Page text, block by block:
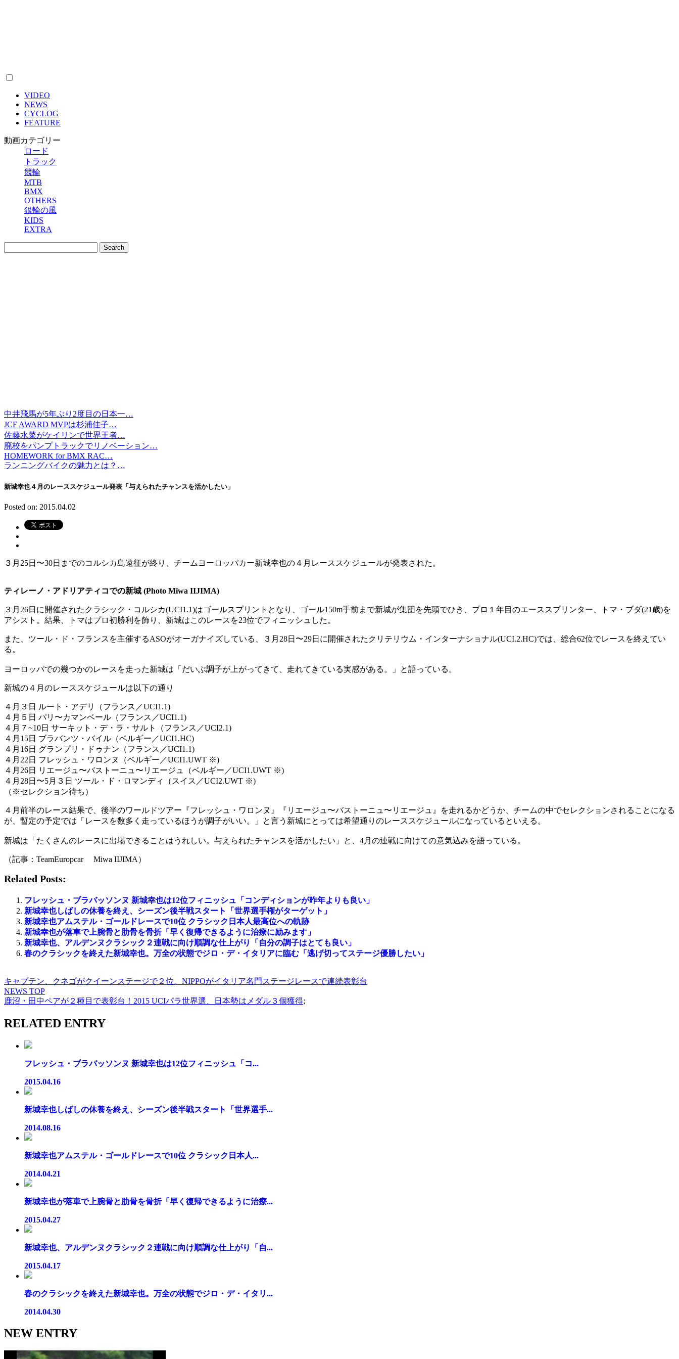
VIDEO
NEWS
CYCLOG
FEATURE
動画カテゴリー
ロード
トラック
競輪
MTB
BMX
OTHERS
銀輪の風
KIDS
EXTRA
中井飛馬が5年ぶり2度目の日本一…
JCF AWARD MVPは杉浦佳子…
佐藤水菜がケイリンで世界王者…
廃校をパンプトラックでリノベーション…
HOMEWORK for BMX RAC…
ランニングバイクの魅力とは？…
新城幸也４月のレーススケジュール発表「与えられたチャンスを活かしたい」
Posted on: 2015.04.02
３月25日〜30日までのコルシカ島遠征が終り、チームヨーロッパカー新城幸也の４月レーススケジュールが発表された。
ティレーノ・アドリアティコでの新城 (Photo Miwa IIJIMA)
３月26日に開催されたクラシック・コルシカ(UCI1.1)はゴールスプリントとなり、ゴール150m手前まで新城が集団を先頭でひき、プロ１年目のエーススプリンター、トマ・ブダ(21歳)を
アシスト。結果、トマはプロ初勝利を飾り、新城はこのレースを23位でフィニッシュした。
また、ツール・ド・フランスを主催するASOがオーガナイズしている、３月28日〜29日に開催されたクリテリウム・インターナショナル(UCI.2.HC)では、総合62位でレースを終えてい
る。
ヨーロッパでの幾つかのレースを走った新城は「だいぶ調子が上がってきて、走れてきている実感がある。」と語っている。
新城の４月のレーススケジュールは以下の通り
４月３日 ルート・アデリ（フランス／UCI1.1)
４月５日 パリ〜カマンベール（フランス／UCI1.1)
４月７~10日 サーキット・デ・ラ・サルト（フランス／UCI2.1)
４月15日 ブラバンツ・バイル（ベルギー／UCI1.HC)
４月16日 グランプリ・ドゥナン（フランス／UCI1.1)
４月22日 フレッシュ・ワロンヌ（ベルギー／UCI1.UWT ※)
４月26日 リエージュ〜バストーニュ〜リエージュ（ベルギー／UCI1.UWT ※)
４月28日〜5月３日 ツール・ド・ロマンディ（スイス／UCI2.UWT ※)
（※セレクション待ち）
４月前半のレース結果で、後半のワールドツアー『フレッシュ・ワロンヌ』『リエージュ〜バストーニュ〜リエージュ』を走れるかどうか、チームの中でセレクションされることになる
が、暫定の予定では「レースを数多く走っているほうが調子がいい。」と言う新城にとっては希望通りのレーススケジュールになっているといえる。
新城は「たくさんのレースに出場できることはうれしい。与えられたチャンスを活かしたい」と、4月の連戦に向けての意気込みを語っている。
（記事：TeamEuropcar Miwa IIJIMA）
Related Posts:
フレッシュ・ブラバッソンヌ 新城幸也は12位フィニッシュ「コンディションが昨年よりも良い」
新城幸也しばしの休養を終え、シーズン後半戦スタート「世界選手権がターゲット」
新城幸也アムステル・ゴールドレースで10位 クラシック日本人最高位への軌跡
新城幸也が落車で上腕骨と肋骨を骨折「早く復帰できるように治療に励みます」
新城幸也、アルデンヌクラシック２連戦に向け順調な仕上がり「自分の調子はとても良い」
春のクラシックを終えた新城幸也。万全の状態でジロ・デ・イタリアに臨む「逃げ切ってステージ優勝したい」
キャプテン、クネゴがクイーンステージで２位。NIPPOがイタリア名門ステージレースで連続表彰台
NEWS TOP
鹿沼・田中ペアが２種目で表彰台！2015 UCIパラ世界選、日本勢はメダル３個獲得;
RELATED ENTRY
フレッシュ・ブラバッソンヌ 新城幸也は12位フィニッシュ「コ...
2015.04.16
新城幸也しばしの休養を終え、シーズン後半戦スタート「世界選手...
2014.08.16
新城幸也アムステル・ゴールドレースで10位 クラシック日本人...
2014.04.21
新城幸也が落車で上腕骨と肋骨を骨折「早く復帰できるように治療...
2015.04.27
新城幸也、アルデンヌクラシック２連戦に向け順調な仕上がり「自...
2015.04.17
春のクラシックを終えた新城幸也。万全の状態でジロ・デ・イタリ...
2014.04.30
NEW ENTRY